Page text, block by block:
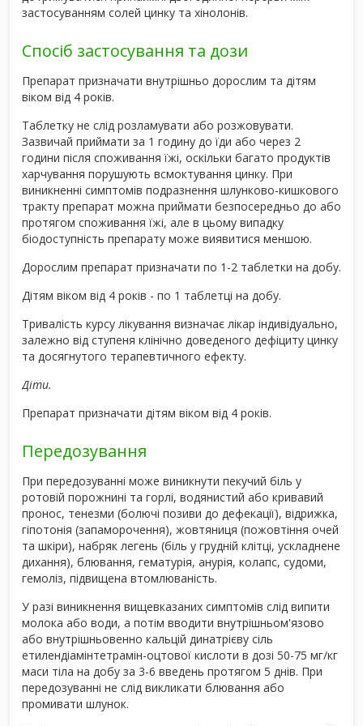
застосуванням солей цинку та хінолонів.
Спосіб застосування та дози
Препарат призначати внутрішньо дорослим та дітям
віком від 4 років.
Таблетку не слід розламувати або розжовувати.
Зазвичай приймати за 1 годину до їди або через 2
години після споживання їжі, оскільки багато продуктів
харчування порушують всмоктування цинку. При
виникненні симптомів подразнення шлунково-кишкового
тракту препарат можна приймати безпосередньо до або
протягом споживання їжі, але в цьому випадку
біодоступність препарату може виявитися меншою.
Дорослим препарат призначати по 1-2 таблетки на добу.
Дітям віком від 4 років - по 1 таблетці на добу.
Тривалість курсу лікування визначає лікар індивідуально,
залежно від ступеня клінічно доведеного дефіциту цинку
та досягнутого терапевтичного ефекту.
Діти.
Препарат призначати дітям віком від 4 років.
Передозування
При передозуванні може виникнути пекучий біль у
ротовій порожнині та горлі, водянистий або кривавий
пронос, тенезми (болючі позиви до дефекації), відрижка,
гіпотонія (запаморочення), жовтяниця (пожовтіння очей
та шкіри), набряк легень (біль у грудній клітці, ускладнене
дихання), блювання, гематурія, анурія, колапс, судоми,
гемоліз, підвищена втомлюваність.
У разі виникнення вищевказаних симптомів слід випити
молока або води, а потім вводити внутрішньом'язово
або внутрішньовенно кальцій динатрієву сіль
етилендіамінтетрамін-оцтової кислоти в дозі 50-75 мг/кг
маси тіла на добу за 3-6 введень протягом 5 днів. При
передозуванні не слід викликати блювання або
промивати шлунок.